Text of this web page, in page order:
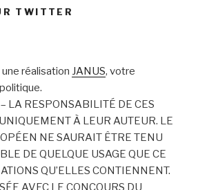
TWITTER
réalisation JANUS, votre
LA RESPONSABILITÉ DE CES
À LEUR AUTEUR. LE
NE SAURAIT ÊTRE TENU
DE QUELQUE USAGE QUE CE
QU’ELLES CONTIENNENT.
AVEC LE CONCOURS DU